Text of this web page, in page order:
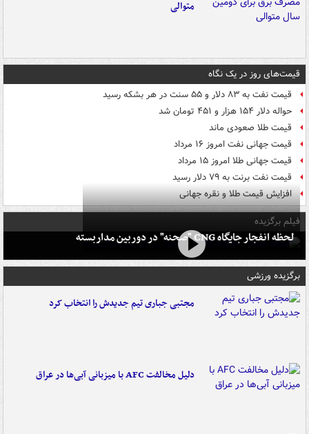
متوالی
قیمت‌های روز در یک نگاه
قیمت نفت به ۸۳ دلار و ۵۵ سنت در هر بشکه رسید
حواله دلار ۱۵۴ هزار و ۴۵۱ تومان شد
قیمت طلا صعودی ماند
قیمت جهانی نفت امروز ۱۶ مرداد
قیمت جهانی طلا امروز ۱۵ مرداد
قیمت نفت برنت به ۷۹ دلار رسید
افزایش قیمت طلا و نقره جهانی
فیلم برگزیده
لحظه انفجار جایگاه CNG "صحنه" در دوربین مداربسته
برگزیده ورزشی
مجتبی جباری تیم جدیدش را انتخاب کرد
دلیل مخالفت AFC با میزبانی آبی‌ها در عراق